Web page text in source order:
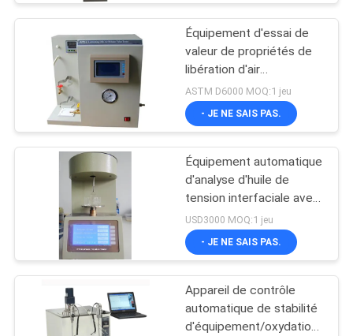
POLITIQUE
CONFIDENTIALITÉ
Équipement d'essai de
valeur de propriétés de
libération d'air
d'équipement d'analyse
d'huile d'ASTM D3427
ASTM D6000 MOQ:1 jeu
- JE NE SAIS PAS.
Équipement automatique
d'analyse d'huile de
tension interfaciale avec
le grand affichage
d'affichage à cristaux
liquides
USD3000 MOQ:1 jeu
- JE NE SAIS PAS.
Appareil de contrôle
automatique de stabilité
d'équipement/oxydation